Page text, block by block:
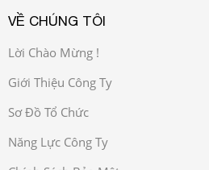
VỀ CHÚNG TÔI
Lời Chào Mừng !
Giới Thiệu Công Ty
Sơ Đồ Tổ Chức
Năng Lực Công Ty